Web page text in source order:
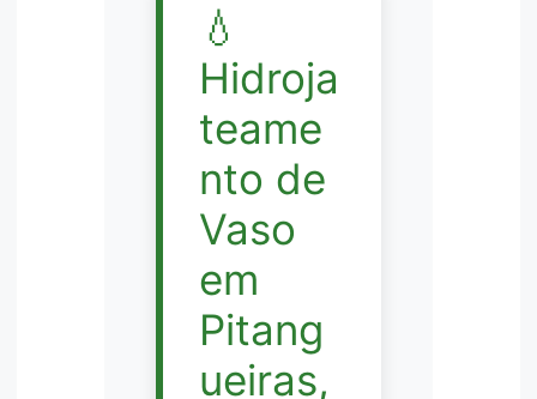
💧
Hidroja
teame
nto de
Vaso
em
Pitang
ueiras,